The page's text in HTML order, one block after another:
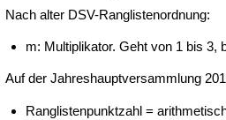
Nach alter DSV-Ranglistenordnung:
m: Multiplikator. Geht von 1 bis 3,
Auf der Jahreshauptversammlung
Ranglistenpunktzahl =